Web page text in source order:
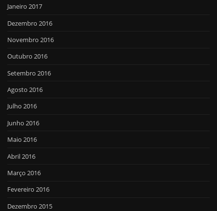
Janeiro 2017
Dezembro 2016
Novembro 2016
Outubro 2016
Setembro 2016
Agosto 2016
Julho 2016
Junho 2016
Maio 2016
Abril 2016
Março 2016
Fevereiro 2016
Dezembro 2015